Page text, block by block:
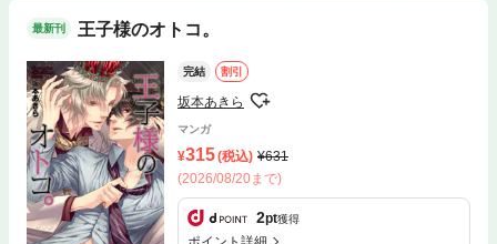
最新刊 王子様のオトコ。
完結 割引
坂本あきら
マンガ
315(税込)
631
(2026/08/20まで)
2pt獲得